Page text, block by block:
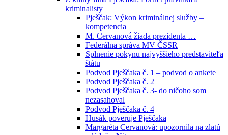
kriminalisty
Pješčak: Výkon kriminálnej služby –
kompetencia
M. Cervanová žiada prezidenta …
Federálna správa MV ČSSR
Splnenie pokynu najvyššieho predstaviteľa
štátu
Podvod Pješčaka č. 1 – podvod o ankete
Podvod Pješčaka č. 2
Podvod Pješčaka č. 3- do ničoho som
nezasahoval
Podvod Pješčaka č. 4
Husák poveruje Pješčaka
Margaréta Cervanová: upozornila na zlatú